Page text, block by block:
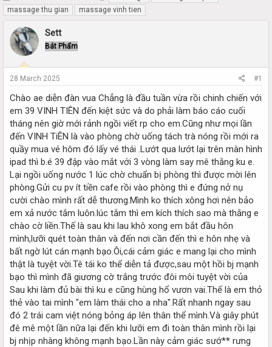
h
r
e
a
d
a
r
e
r
t
a
e
massage thu gian
massage vinh tien
Sett
Bát Phẩm
28 March 2025 #1
Chào ae diễn đàn vua Chẳng là đầu tuần vừa rồi chinh chiến với
em 39 VINH TIÊN đến kiệt sức và do phải làm báo cáo cuối
tháng nên giờ mới rảnh ngồi viết rp cho em.Cũng như mọi lần
đến VINH TiÊN là vào phòng chờ uống tách trà nóng rồi mới ra
quầy mua vé hôm đó lấy vé thái .Lướt qua lướt lại trên màn hình
ipad thì b.é 39 đập vào mắt với 3 vòng làm say mê thằng ku e.
Lại ngồi uống nước 1 lúc chờ chuẩn bị phòng thì được mời lên
phòng.Gửi cu pv ít tiền cafe rồi vào phòng thì e đứng nở nụ
cười chào mình rất dễ thương.Mình ko thích xông hơi nên bảo
em xả nước tắm luôn.lúc tắm thì em kích thích sao mà thằng e
chào cờ liền.Thế là sau khi lau khô xong em bắt đầu hôn
mình,lưỡi quét toàn thân và đến nơi cần đến thì e hôn nhẹ và
bất ngờ lút cán mạnh bạo.Ôi,cái cảm giác e mang lại cho mình
thật là tuyệt vời.Tê tái ko thể diễn tả được,sau một hồi bj mạnh
bạo thì mình đã giương cờ trắng trước đôi môi tuyệt vời của
Sau khi làm đủ bài thì ku e cũng hùng hổ vươn vai.Thế là em thỏ
thẻ vào tai mình "em làm thái cho a nha".Rất nhanh ngay sau
đó 2 trái cam việt nóng bỏng áp lên thân thể mình.Và giây phút
đê mê một lần nữa lại đến khi lưỡi em đi toàn thân mình rồi lại
bj nhịp nhàng không mạnh bạo.Lần này cảm giác sướ** rưng